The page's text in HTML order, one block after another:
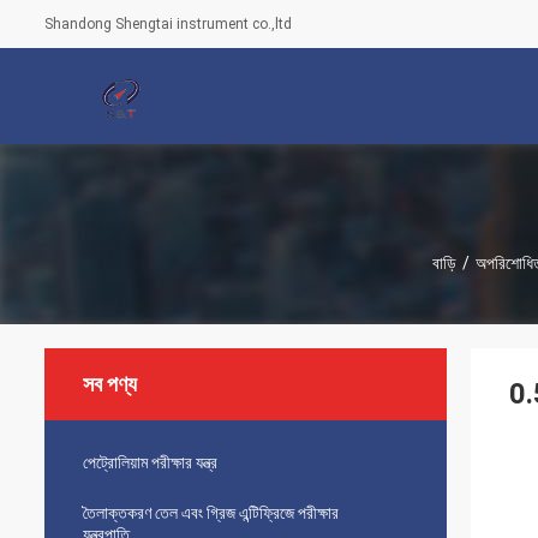
Shandong Shengtai instrument co.,ltd
বাড়ি /
সব পণ্য
পেট্রোলিয়াম পরীক্ষার যন্ত্র
তৈলাক্তকরণ তেল এবং গ্রিজ এন্টিফ্রিজে পরীক্ষার